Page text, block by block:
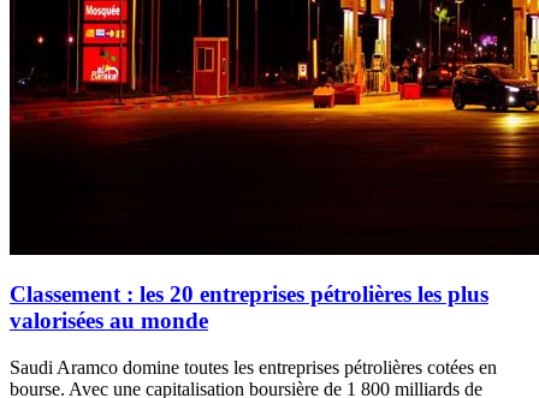
Classement : les 20 entreprises pétrolières les plus
valorisées au monde
Saudi Aramco domine toutes les entreprises pétrolières cotées en
bourse. Avec une capitalisation boursière de 1 800 milliards de